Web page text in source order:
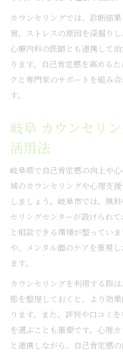
カウンセリングでは、診断結
害、ストレスの原因を深掘り
心療内科の医師とも連携して
ります。自己肯定感を高める
クと専門家のサポートを組み
す。
岐阜 カウンセリ
活用法
岐阜県で自己肯定感の向上や
域のカウンセリングや心理支
しましょう。岐阜市では、無
セリングセンターが設けられ
と相談できる環境が整ってい
や、メンタル面のケアを重視
ます。
カウンセリングを利用する際
態を整理しておくと、より効
ります。また、評判や口コミ
を選ぶことも重要です。心理
と連携しながら、自己肯定感